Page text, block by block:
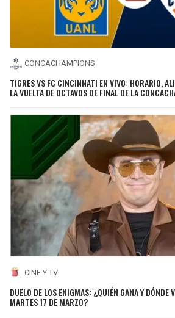
CONCACHAMPIONS
TIGRES VS FC CINCINNATI EN VIVO: HORARIO,
LA VUELTA DE OCTAVOS DE FINAL DE LA
CINE Y TV
DUELO DE LOS ENIGMAS: ¿QUIÉN GANA Y DÓNDE
MARTES 17 DE MARZO?